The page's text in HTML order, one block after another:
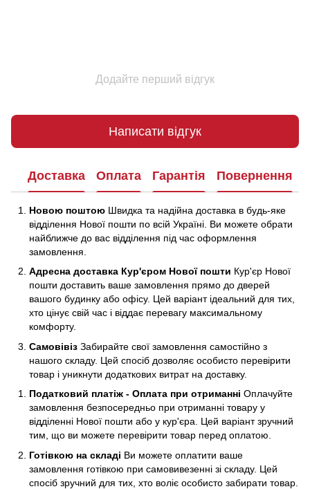
Додайте перший відгук
Написати відгук
Доставка Оплата Гарантія Повернення
Новою поштою Швидка та надійна доставка в будь-яке
відділення Нової пошти по всій Україні. Ви можете обрати
найближче до вас відділення під час оформлення
замовлення.
Адресна доставка Кур'єром Нової пошти Кур'єр Нової
пошти доставить ваше замовлення прямо до дверей
вашого будинку або офісу. Цей варіант ідеальний для тих,
хто цінує свій час і віддає перевагу максимальному
комфорту.
Самовівіз Забирайте свої замовлення самостійно з
нашого складу. Цей спосіб дозволяє особисто перевірити
товар і уникнути додаткових витрат на доставку.
Податковий платіж - Оплата при отриманні Оплачуйте
замовлення безпосередньо при отриманні товару у
відділенні Нової пошти або у кур'єра. Цей варіант зручний
тим, що ви можете перевірити товар перед оплатою.
Готівкою на складі Ви можете оплатити ваше
замовлення готівкою при самовивезенні зі складу. Цей
спосіб зручний для тих, хто воліє особисто забирати товар.